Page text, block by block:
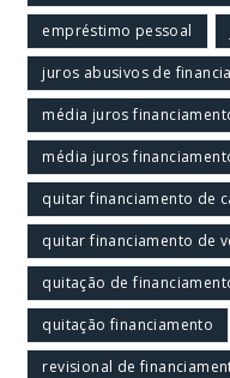
empréstimo pessoal
juros abusivos de
média juros
média juros
quitar financiamento de
quitar financiamento de
quitação de
quitação financiamento
revisional de